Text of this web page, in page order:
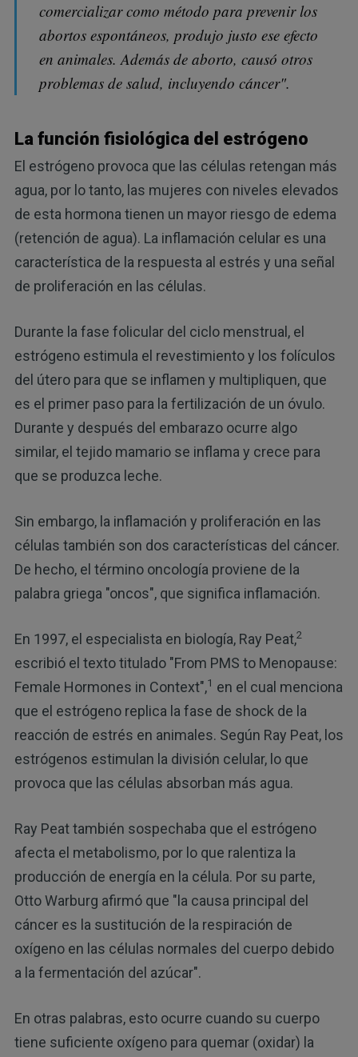
comercializar como método para prevenir los
abortos espontáneos, produjo justo ese efecto
en animales. Además de aborto, causó otros
problemas de salud, incluyendo cáncer".
La función fisiológica del estrógeno
El estrógeno provoca que las células retengan más
agua, por lo tanto, las mujeres con niveles elevados
de esta hormona tienen un mayor riesgo de edema
(retención de agua). La inflamación celular es una
característica de la respuesta al estrés y una señal
de proliferación en las células.
Durante la fase folicular del ciclo menstrual, el
estrógeno estimula el revestimiento y los folículos
del útero para que se inflamen y multipliquen, que
es el primer paso para la fertilización de un óvulo.
Durante y después del embarazo ocurre algo
similar, el tejido mamario se inflama y crece para
que se produzca leche.
Sin embargo, la inflamación y proliferación en las
células también son dos características del cáncer.
De hecho, el término oncología proviene de la
palabra griega "oncos", que significa inflamación.
En 1997, el especialista en biología, Ray Peat,2
escribió el texto titulado "From PMS to Menopause:
Female Hormones in Context",1 en el cual menciona
que el estrógeno replica la fase de shock de la
reacción de estrés en animales. Según Ray Peat, los
estrógenos estimulan la división celular, lo que
provoca que las células absorban más agua.
Ray Peat también sospechaba que el estrógeno
afecta el metabolismo, por lo que ralentiza la
producción de energía en la célula. Por su parte,
Otto Warburg afirmó que "la causa principal del
cáncer es la sustitución de la respiración de
oxígeno en las células normales del cuerpo debido
a la fermentación del azúcar".
En otras palabras, esto ocurre cuando su cuerpo
tiene suficiente oxígeno para quemar (oxidar) la